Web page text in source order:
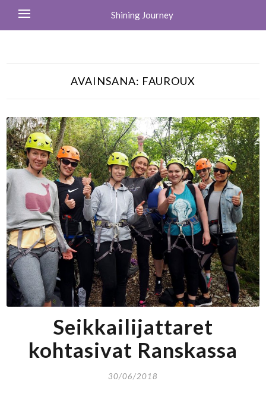
Shining Journey
AVAINSANA: FAUROUX
Seikkailijattaret
kohtasivat Ranskassa
30/06/2018